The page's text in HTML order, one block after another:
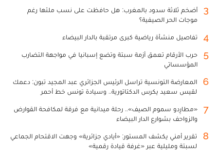
3
أضخم ثلاثة سدود بالمغرب: هل حافظت على نسب ملئها رغم
موجات الحر الصيفية؟
4 تفاصيل منشأة رياضية كبرى مرتقبة بالدار البيضاء
5
حرب الأرقام تعمق أزمة سبتة وتضع إسبانيا في مواجهة التضارب
المؤسساتي
6
المعارضة التونسية تراسل الرئيس الجزائري عبد المجيد تبون: دعمك
لقيس سعيد يكرس الدكتاتورية.. وسيادة تونس خط أحمر
7
«مطارِدو سموم الصيف».. رحلة ميدانية مع فرقة لمكافحة القوارض
والزواحف بشوارع الدار البيضاء
8
تقرير أمني يكشف المستور: «أيادي جزائرية» وجهت الاقتحام الجماعي
لسبتة ومليلية عبر «غرفة قيادة رقمية»